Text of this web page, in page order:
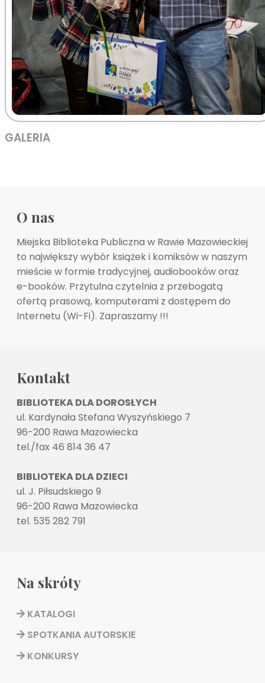
GALERIA
O nas
Miejska Biblioteka Publiczna w Rawie Mazowieckiej
to największy wybór książek i komiksów w naszym
mieście w formie tradycyjnej, audiobooków oraz
e-booków. Przytulna czytelnia z przebogatą
ofertą prasową, komputerami z dostępem do
Internetu (Wi-Fi). Zapraszamy !!!
Kontakt
BIBLIOTEKA DLA DOROSŁYCH
ul. Kardynała Stefana Wyszyńskiego 7
96-200 Rawa Mazowiecka
tel./fax 46 814 36 47
BIBLIOTEKA DLA DZIECI
ul. J. Piłsudskiego 9
96-200 Rawa Mazowiecka
tel. 535 282 791
Na skróty
KATALOGI
SPOTKANIA AUTORSKIE
KONKURSY